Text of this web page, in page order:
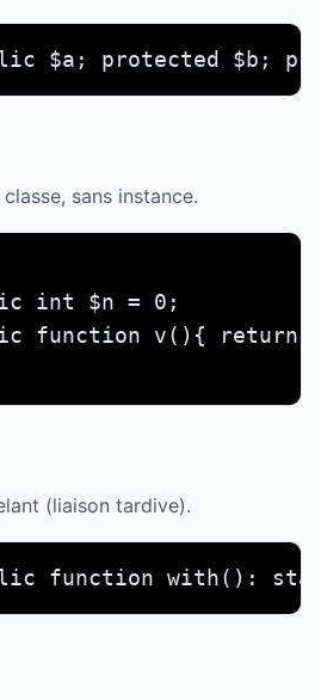
$a; protected $b;
sans instance.
int $n = 0;
function v(){ return
(liaison tardive).
function with():